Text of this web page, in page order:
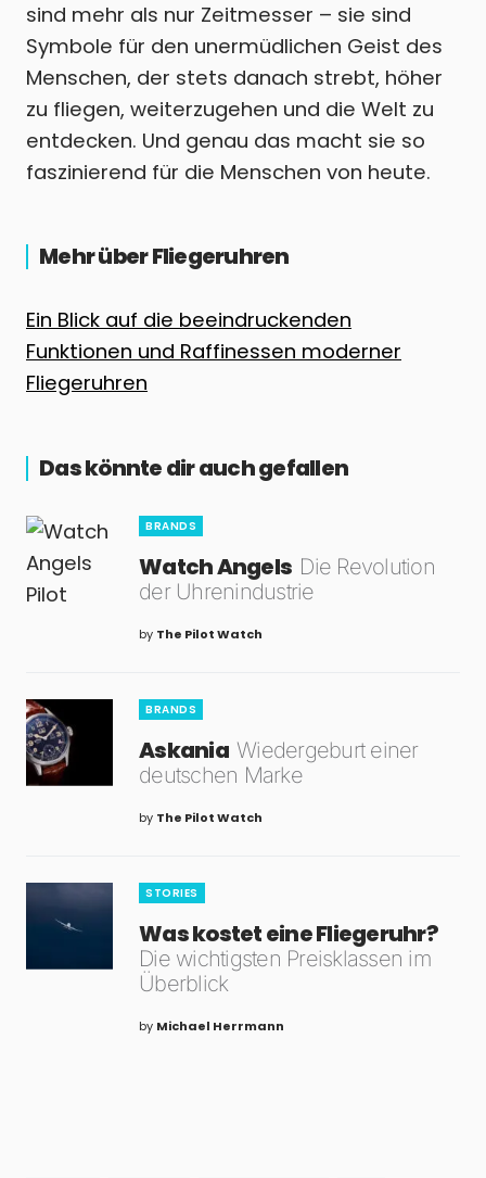
sind mehr als nur Zeitmesser – sie sind
Symbole für den unermüdlichen Geist des
Menschen, der stets danach strebt, höher
zu fliegen, weiterzugehen und die Welt zu
entdecken. Und genau das macht sie so
faszinierend für die Menschen von heute.
Mehr über Fliegeruhren
Ein Blick auf die beeindruckenden
Funktionen und Raffinessen moderner
Fliegeruhren
Das könnte dir auch gefallen
BRANDS
Watch Angels Die Revolution
der Uhrenindustrie
by The Pilot Watch
BRANDS
Askania Wiedergeburt einer
deutschen Marke
by The Pilot Watch
STORIES
Was kostet eine Fliegeruhr?
Die wichtigsten Preisklassen im
Überblick
by Michael Herrmann